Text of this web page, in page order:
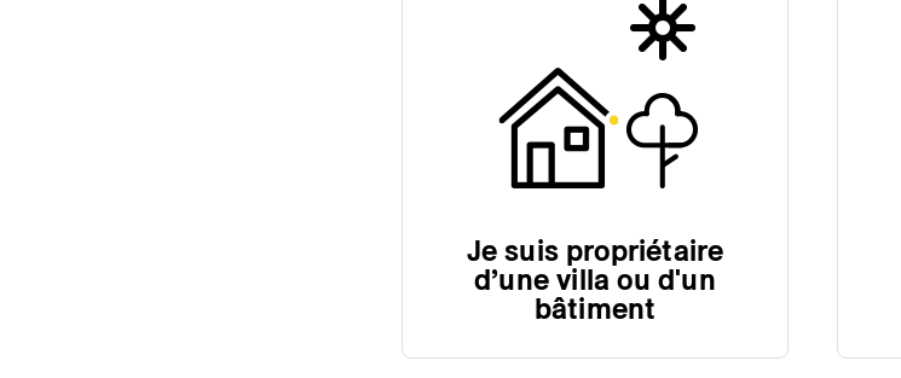
Je suis propriétaire
d’une villa ou d'un
bâtiment